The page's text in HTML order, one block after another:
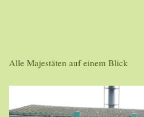
Alle Majestäten auf einem Blick